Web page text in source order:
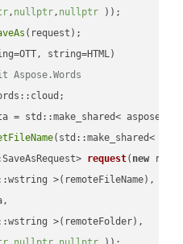
, nullptr, nullptr ))
(request);
Aspose.Words
= std::make_shared<
(std::make_shared<
request( new
>(remoteFileName),
>(remoteFolder),